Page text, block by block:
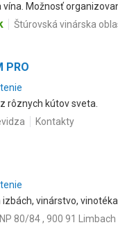
Možnosť
Štúrovská vinárska
PRO
rôznych kútov sveta.
Kontakty
vinárstvo, vinotéka.
80/84 , 900 91 Limbach